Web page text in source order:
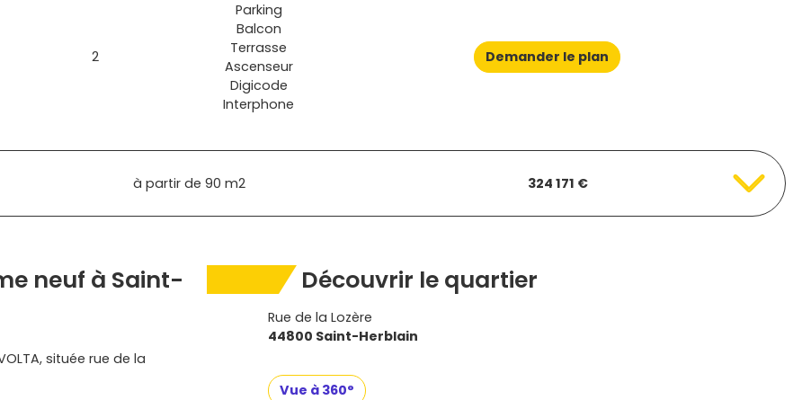
2
Parking
Balcon
Terrasse
Ascenseur
Digicode
Interphone
Demander le plan
à partir de 90 m2 324 171 €
neuf à Saint-
située rue de la
Découvrir le quartier
Rue de la Lozère
44800 Saint-Herblain
Vue à 360°